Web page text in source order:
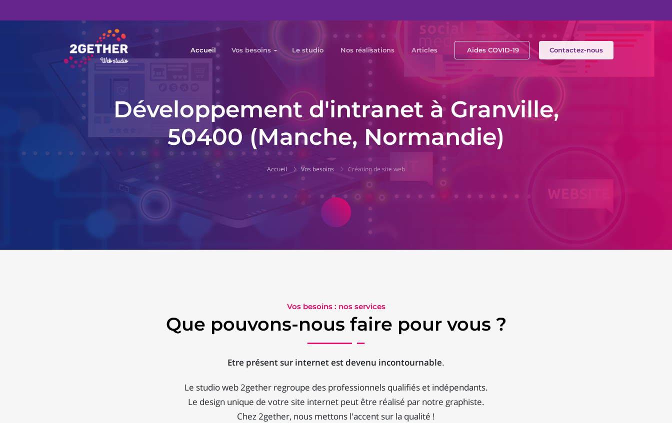
Accueil Vos besoins Le studio Nos réalisations Articles Aides COVID-19 Contactez-nous
Développement d'intranet à Granville,
50400 (Manche, Normandie)
Accueil Vos besoins Création de site web
Vos besoins : nos services
Que pouvons-nous faire pour vous ?
Etre présent sur internet est devenu incontournable.
Le studio web 2gether regroupe des professionnels qualifiés et indépendants.
Le design unique de votre site internet peut être réalisé par notre graphiste.
Chez 2gether, nous mettons l'accent sur la qualité !